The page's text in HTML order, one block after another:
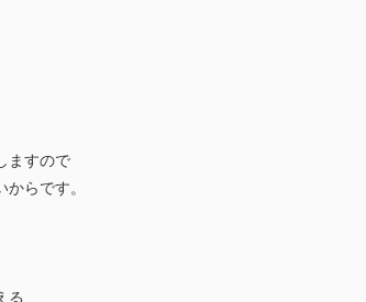
ますので
らです。
、